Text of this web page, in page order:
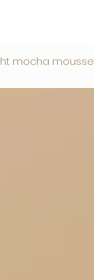
mocha mousse